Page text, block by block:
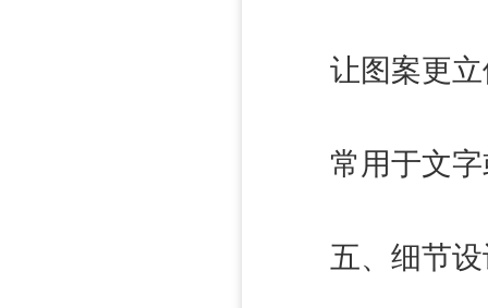
让图案更立
常用于文字
五、细节设